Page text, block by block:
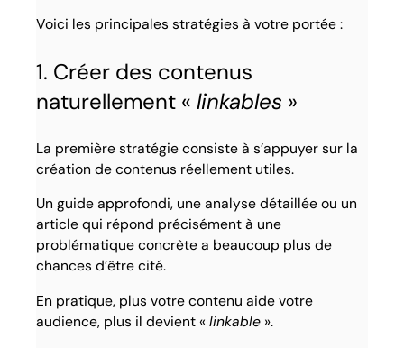
Voici les principales stratégies à votre portée :
1. Créer des contenus
naturellement «linkables »
La première stratégie consiste à s’appuyer sur la
création de contenus réellement utiles.
Un guide approfondi, une analyse détaillée ou un
article qui répond précisément à une
problématique concrète a beaucoup plus de
chances d’être cité.
En pratique, plus votre contenu aide votre
audience, plus il devient «linkable ».